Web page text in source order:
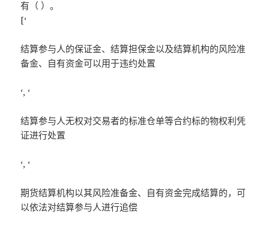
有（ ）。
[‘
结算参与人的保证金、结算担保金以及结算机构的风险准
备金、自有资金可以用于违约处置
‘, ‘
结算参与人无权对交易者的标准仓单等合约标的物权利凭
证进行处置
‘, ‘
期货结算机构以其风险准备金、自有资金完成结算的，可
以依法对结算参与人进行追偿